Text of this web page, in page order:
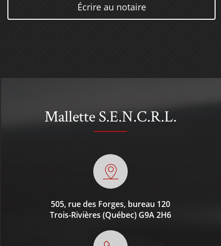
Écrire au notaire
Mallette S.E.N.C.R.L.
505, rue des Forges, bureau 120
Trois-Rivières (Québec) G9A 2H6